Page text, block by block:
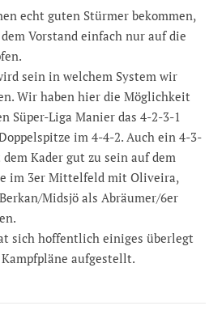
echt guten Stürmer bekommen,
Vorstand einfach nur auf die
sein in welchem System wir
Wir haben hier die Möglichkeit
Süper-Liga Manier das 4-2-3-1
im 4-4-2. Auch ein 4-3-
Kader gut zu sein auf dem
im 3er Mittelfeld mit Oliveira,
Midsjö als Abräumer/6er
sich hoffentlich einiges überlegt
aufgestellt.